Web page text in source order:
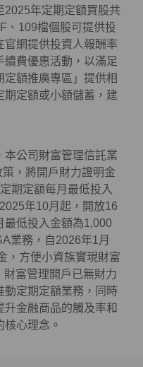
2025年定期定額買股共
、109檔個股可提供投
官網提供投資人報酬率
費優惠活動，以滿足
額推廣專區」提供相
期定額或小額儲蓄，建
本公司財富管理信託業
，將開戶財力證明金
期定額每月最低投入
年10月起，開放16
最低投入金額為1,000
業務，自2026年1月
，方便小資族實現財富
富管理開戶已無財力
動定期定額業務，同時
金融商品的觸及率和
心理念。